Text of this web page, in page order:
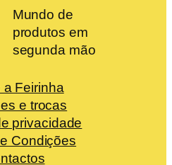
Mundo de
produtos em
segunda mão
a Feirinha
e trocas
privacidade
Condições